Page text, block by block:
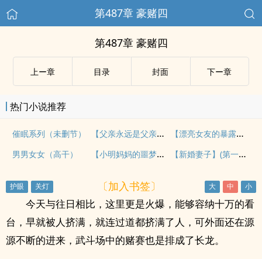
第487章 豪赌四
第487章 豪赌四
上ー章 目录 封面 下ー章
热门小说推荐
催眠系列（未删节） 【父亲永远是父亲】（狗尾续貂六） 【漂亮女友的暴露经历】（16）出发——公车暴露
男男女女（高干） 【小明妈妈的噩梦（沦为儿子生日礼物的美肉熟妇！）】（1 - 4全 【新婚妻子】(第一部 新婚妻子与菜老板)(二菜摊下的淫乱)
〔加入书签〕
今天与往日相比，这里更是火爆，能够容纳十万的看
台，早就被人挤满，就连过道都挤满了人，可外面还在源
源不断的进来，武斗场中的赌赛也是排成了长龙。